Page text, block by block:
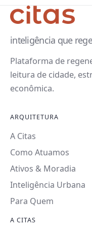
inteligência que
Plataforma de
leitura de cidade,
econômica.
ARQUITETURA
A Citas
Como Atuamos
Ativos & Moradia
Inteligência Urbana
Para Quem
A CITAS